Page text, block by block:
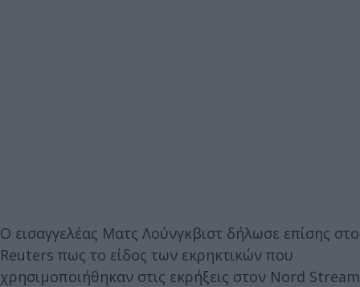
Ο εισαγγελέας Ματς Λούνγκβιστ δήλωσε επίσης στο
Reuters πως το είδος των εκρηκτικών που
χρησιμοποιήθηκαν στις εκρήξεις στον Nord Stream